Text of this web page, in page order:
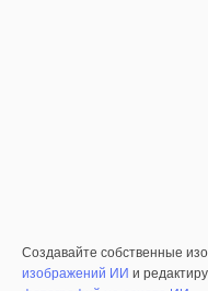
Создавайте собственные
изображений ИИ и